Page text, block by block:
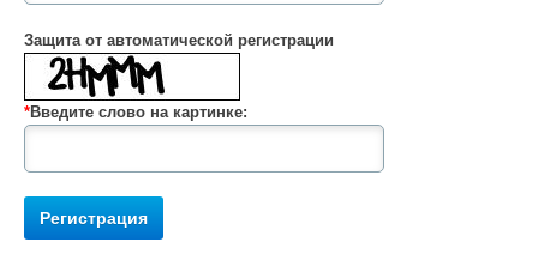
Защита от автоматической регистрации
*Введите слово на картинке: